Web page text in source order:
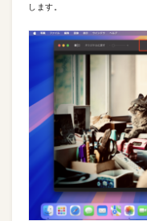
します。